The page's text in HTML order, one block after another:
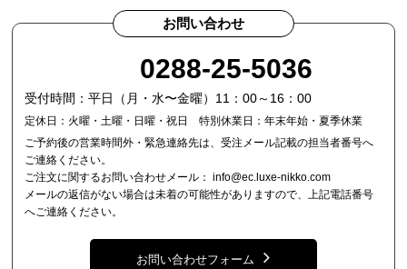
お問い合わせ
0288-25-5036
受付時間：平日（月・水〜金曜）11：00～16：00
定休日：火曜・土曜・日曜・祝日 特別休業日：年末年始・夏季休業
ご予約後の営業時間外・緊急連絡先は、受注メール記載の担当者番号へ
ご連絡ください。
ご注文に関するお問い合わせメール：info@ec.luxe-nikko.com
メールの返信がない場合は未着の可能性がありますので、上記電話番号
へご連絡ください。
お問い合わせフォーム